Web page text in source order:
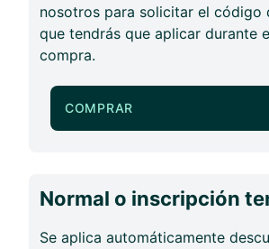
nosotros para solicitar el código
que tendrás que aplicar durante
compra.
COMPRAR
Normal o inscripción
Se aplica automáticamente